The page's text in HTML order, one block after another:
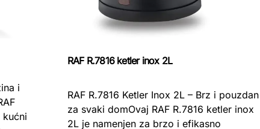
i
kućni
RAF R.7816 ketler inox 2L
RAF R.7816 Ketler Inox 2L – Brz i pouzdan
za svaki domOvaj RAF R.7816 ketler inox
2L je namenjen za brzo i efikasno